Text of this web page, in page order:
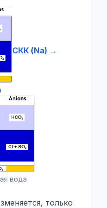
СКК (Na) →
вода
только